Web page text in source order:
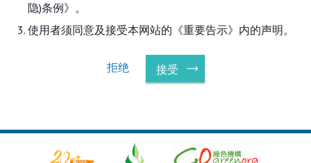
隐)条例》。
使用者须同意及接受本网站的《重要告示》内的声明。
拒绝 接受